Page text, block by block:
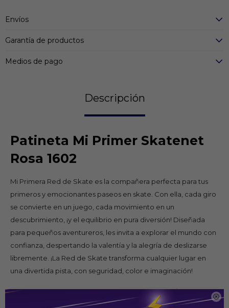

Envíos
Garantía de productos
Medios de pago
Descripción
Patineta Mi Primer Skatenet
Rosa 1602
Mi Primera Red de Skate es la compañera perfecta para tus
primeros y emocionantes paseos en skate. Con ella, cada giro
se convierte en un juego, cada movimiento en un
descubrimiento, ¡y el equilibrio en pura diversión! Diseñada
para pequeños aventureros, les invita a explorar el mundo con
confianza, despertando la valentía y la alegría de deslizarse
libremente. ¡La Red de Skate transforma cualquier lugar en
una divertida pista, con seguridad, color e imaginación!
Detalles